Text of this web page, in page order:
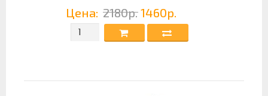
Цена:2180р. 1460р.